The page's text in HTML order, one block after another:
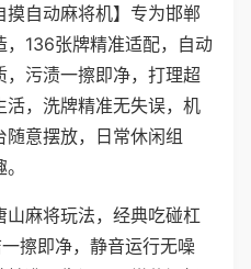
摸自动麻将机】专为邯郸
136张牌精准适配，自动
污渍一擦即净，打理超
活，洗牌精准无失误，机
意摆放，日常休闲组
麻将玩法，经典吃碰杠
擦即净，静音运行无噪